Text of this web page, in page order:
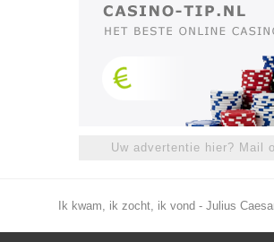
Uw advertentie hier? Mail
Ik kwam, ik zocht, ik vond - Julius